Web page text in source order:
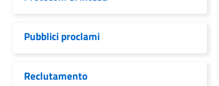
Pubblici proclami
Reclutamento